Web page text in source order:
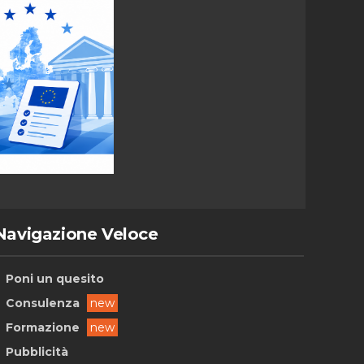
Veloce
Poni un quesito
Consulenza
new
Formazione
new
Pubblicità